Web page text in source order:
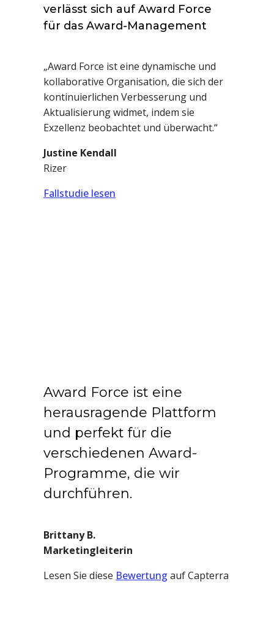
verlässt sich auf Award Force
für das Award-Management
„Award Force ist eine dynamische und
kollaborative Organisation, die sich der
kontinuierlichen Verbesserung und
Aktualisierung widmet, indem sie
Exzellenz beobachtet und überwacht.“
Justine Kendall
Rizer
Fallstudie lesen
Award Force ist eine
herausragende Plattform
und perfekt für die
verschiedenen Award-
Programme, die wir
durchführen.
Brittany B.
Marketingleiterin
Lesen Sie diese Bewertung auf Capterra